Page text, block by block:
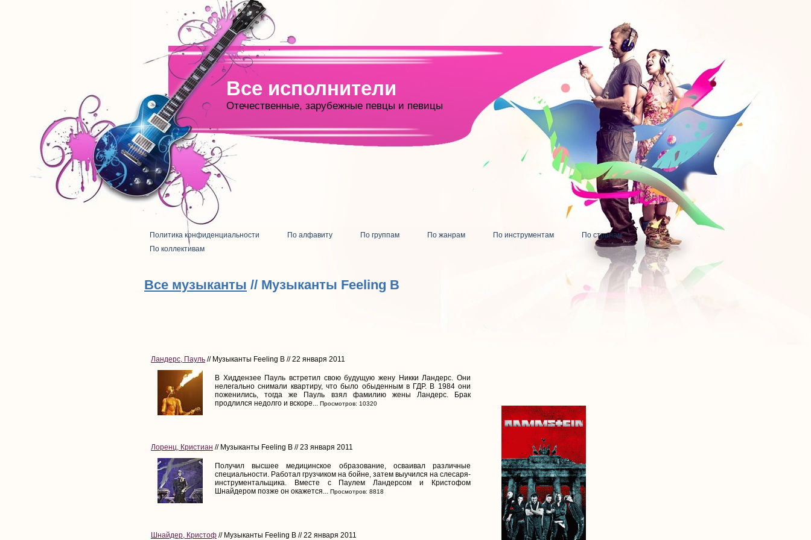
Все исполнители
Отечественные, зарубежные певцы и певицы
Политика конфиденциальности По алфавиту По группам По жанрам По инструментам
По странам
По коллективам
Все музыканты // Музыканты Feeling B
Ландерс, Пауль // Музыканты Feeling B // 22 января 2011
В Хиддензее Пауль встретил свою будущую жену Никки Ландерс. Они
нелегально снимали квартиру, что было обыденным в ГДР. В 1984 они
поженились, тогда же Пауль взял фамилию жены Ландерс. Брак
продлился недолго и вскоре... Просмотров: 10320
Лоренц, Кристиан // Музыканты Feeling B // 23 января 2011
Получил высшее медицинское образование, осваивал различные
специальности. Работал грузчиком на бойне, затем выучился на слесаря-
инструментальщика. Вместе с Паулем Ландерсом и Кристофом
Шнайдером позже он окажется... Просмотров: 8818
Шнайдер, Кристоф // Музыканты Feeling B // 22 января 2011